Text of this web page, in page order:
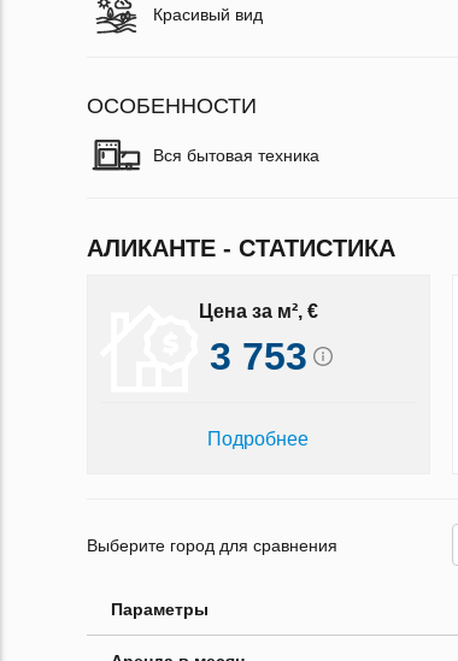
Красивый вид
ОСОБЕННОСТИ
Вся бытовая техника
АЛИКАНТЕ - СТАТИСТИКА
Цена за м², €
3 753
Подробнее
Выберите город для сравнения
Параметры